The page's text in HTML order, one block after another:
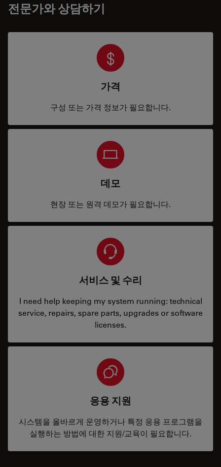
전문가와 상담하기
가격
구성 또는 가격 정보가 필요합니다.
데모
현장 또는 원격 데모가 필요합니다.
서비스 및 수리
I need help keeping my system running: technical
service, repairs, spare parts, upgrades or software
licenses.
응용 지원
시스템을 올바르게 운영하거나 특정 응용 프로그램을
실행하는 방법에 대한 지원/교육이 필요합니다.